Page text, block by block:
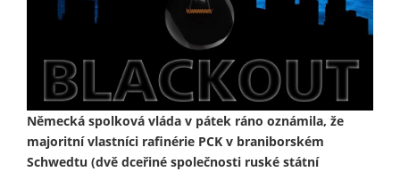
Německá spolková vláda v pátek ráno oznámila, že
majoritní vlastníci rafinérie PCK v braniborském
Schwedtu (dvě dceřiné společnosti ruské státní